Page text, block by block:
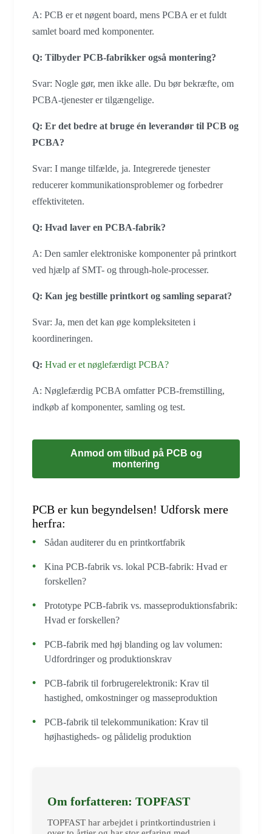
A: PCB er et nøgent board, mens PCBA er et fuldt
samlet board med komponenter.
Q: Tilbyder PCB-fabrikker også montering?
Svar: Nogle gør, men ikke alle. Du bør bekræfte, om
PCBA-tjenester er tilgængelige.
Q: Er det bedre at bruge én leverandør til PCB og
PCBA?
Svar: I mange tilfælde, ja. Integrerede tjenester
reducerer kommunikationsproblemer og forbedrer
effektiviteten.
Q: Hvad laver en PCBA-fabrik?
A: Den samler elektroniske komponenter på printkort
ved hjælp af SMT- og through-hole-processer.
Q: Kan jeg bestille printkort og samling separat?
Svar: Ja, men det kan øge kompleksiteten i
koordineringen.
Q: Hvad er et nøglefærdigt PCBA?
A: Nøglefærdig PCBA omfatter PCB-fremstilling,
indkøb af komponenter, samling og test.
Anmod om tilbud på PCB og
montering
PCB er kun begyndelsen! Udforsk mere
herfra:
Sådan auditerer du en printkortfabrik
Kina PCB-fabrik vs. lokal PCB-fabrik: Hvad er
forskellen?
Prototype PCB-fabrik vs. masseproduktionsfabrik:
Hvad er forskellen?
PCB-fabrik med høj blanding og lav volumen:
Udfordringer og produktionskrav
PCB-fabrik til forbrugerelektronik: Krav til
hastighed, omkostninger og masseproduktion
PCB-fabrik til telekommunikation: Krav til
højhastigheds- og pålidelig produktion
Om forfatteren: TOPFAST
TOPFAST har arbejdet i printkortindustrien i